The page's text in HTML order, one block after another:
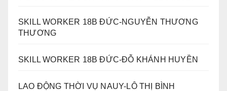
SKILL WORKER 18B ĐỨC-NGUYỄN THƯƠNG
THƯƠNG
SKILL WORKER 18B ĐỨC-ĐỖ KHÁNH HUYỀN
LAO ĐỘNG THỜI VỤ NAUY-LÔ THỊ BÌNH